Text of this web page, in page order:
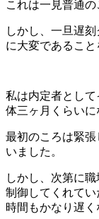
これは一見普通の
しかし、一旦遅
に大変であること
私は内定者とし
体三ヶ月くらいに
最初のころは緊
いました。
しかし、次第に
制御してくれて
時間もかなり遅く